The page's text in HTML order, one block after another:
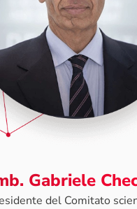
Gabriele
del Comitato